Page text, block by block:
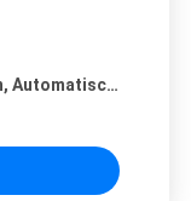
Automatische